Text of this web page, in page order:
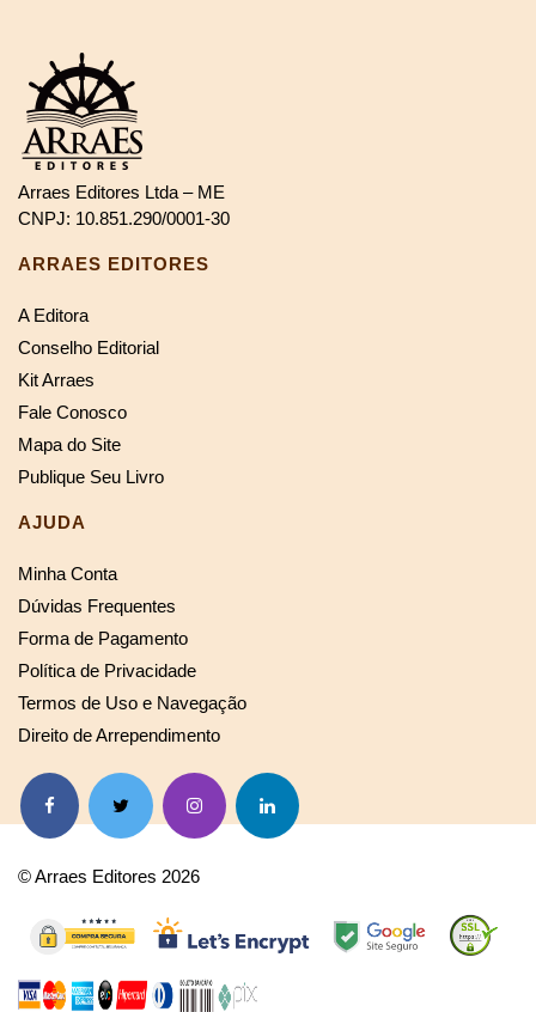
Arraes Editores Ltda – ME
CNPJ: 10.851.290/0001-30
ARRAES EDITORES
A Editora
Conselho Editorial
Kit Arraes
Fale Conosco
Mapa do Site
Publique Seu Livro
AJUDA
Minha Conta
Dúvidas Frequentes
Forma de Pagamento
Política de Privacidade
Termos de Uso e Navegação
Direito de Arrependimento
© Arraes Editores 2026